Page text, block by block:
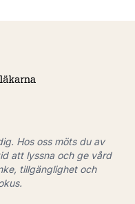
Hos oss möts du av
att lyssna och ge vård
tillgänglighet och